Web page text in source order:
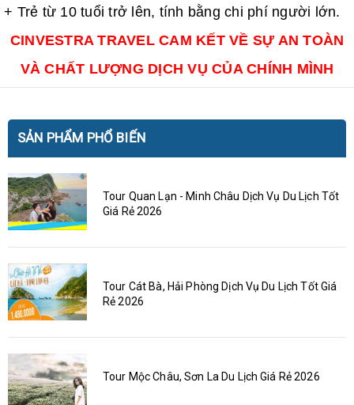
+ Trẻ từ 10 tuổi trở lên, tính bằng chi phí người lớn.
CINVESTRA TRAVEL CAM KẾT VỀ SỰ AN TOÀN
VÀ CHẤT LƯỢNG DỊCH VỤ CỦA CHÍNH MÌNH
SẢN PHẨM PHỔ BIẾN
Tour Quan Lạn - Minh Châu Dịch Vụ Du Lịch Tốt
Giá Rẻ 2026
Tour Cát Bà, Hải Phòng Dịch Vụ Du Lịch Tốt Giá
Rẻ 2026
Tour Mộc Châu, Sơn La Du Lịch Giá Rẻ 2026